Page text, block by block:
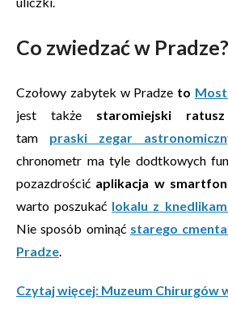
Co zwiedzać w Pradze?
Czołowy zabytek w Pradze to
jest także staromiejski ratusz
tam praski zegar
chronometr ma tyle dodtkowych
pozazdrościć aplikacja w
warto poszukać lokalu z
Nie sposób ominąć starego
Pradze.
Czytaj więcej: Muzeum Chirurgów